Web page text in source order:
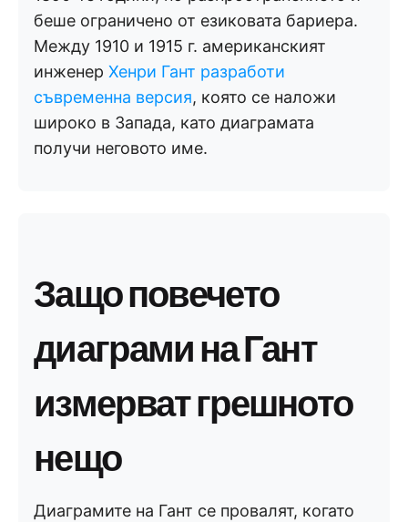
беше ограничено от езиковата бариера.
Между 1910 и 1915 г. американският
инженер Хенри Гант разработи
съвременна версия, която се наложи
широко в Запада, като диаграмата
получи неговото име.
Защо повечето
диаграми на Гант
измерват грешното
нещо
Диаграмите на Гант се провалят, когато